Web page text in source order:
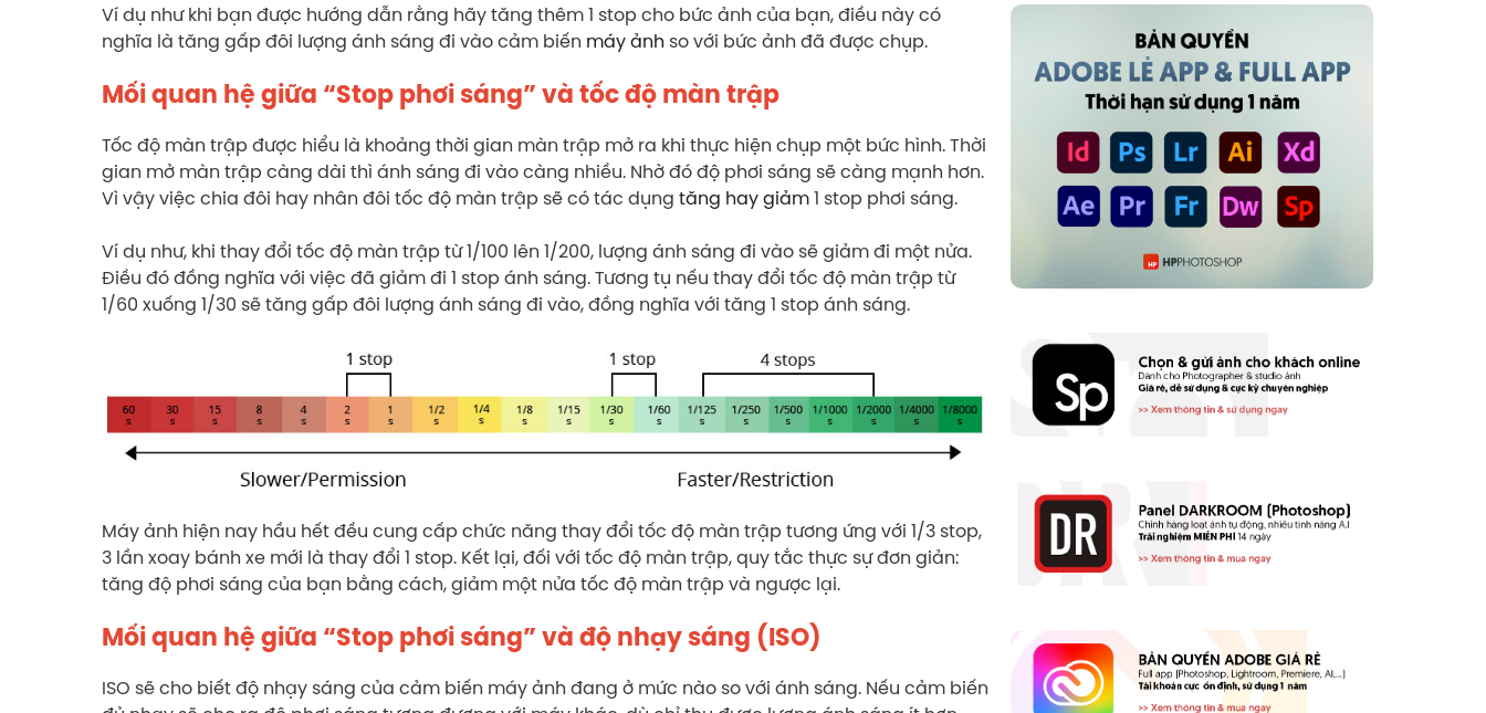
Ví dụ như khi bạn được hướng dẫn rằng hãy tăng thêm 1 stop cho bức ảnh của bạn, điều này có
nghĩa là tăng gấp đôi lượng ánh sáng đi vào cảm biến máy ảnh so với bức ảnh đã được chụp.
Mối quan hệ giữa “Stop phơi sáng” và tốc độ màn trập
Tốc độ màn trập được hiểu là khoảng thời gian màn trập mở ra khi thực hiện chụp một bức hình. Thời
gian mở màn trập càng dài thì ánh sáng đi vào càng nhiều. Nhờ đó độ phơi sáng sẽ càng mạnh hơn.
Vì vậy việc chia đôi hay nhân đôi tốc độ màn trập sẽ có tác dụng tăng hay giảm1 stop phơi sáng.
Ví dụ như, khi thay đổi tốc độ màn trập từ 1/100 lên 1/200, lượng ánh sáng đi vào sẽ giảm đi một nửa.
Điều đó đồng nghĩa với việc đã giảm đi 1 stop ánh sáng. Tương tụ nếu thay đổi tốc độ màn trập từ
1/60 xuống 1/30 sẽ tăng gấp đôi lượng ánh sáng đi vào, đồng nghĩa với tăng 1 stop ánh sáng.
Máy ảnh hiện nay hầu hết đều cung cấp chức năng thay đổi tốc độ màn trập tương ứng với 1/3 stop,
3 lần xoay bánh xe mới là thay đổi 1 stop. Kết lại, đối với tốc độ màn trập, quy tắc thực sự đơn giản:
tăng độ phơi sáng của bạn bằng cách, giảm một nửa tốc độ màn trập và ngược lại.
Mối quan hệ giữa “Stop phơi sáng” và độ nhạy sáng (ISO)
ISO sẽ cho biết độ nhạy sáng của cảm biến máy ảnh đang ở mức nào so với ánh sáng. Nếu cảm biến